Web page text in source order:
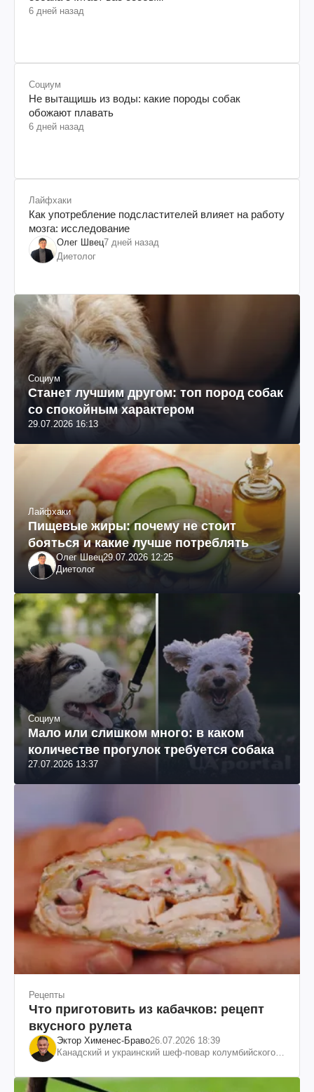
6 дней назад
Социум
Не вытащишь из воды: какие породы собак
обожают плавать
6 дней назад
Лайфхаки
Как употребление подсластителей влияет на работу
мозга: исследование
Олег Швец7 дней назад
Диетолог
Социум
Станет лучшим другом: топ пород собак
со спокойным характером
29.07.2026 16:13
Лайфхаки
Пищевые жиры: почему не стоит
бояться и какие лучше потреблять
Олег Швец29.07.2026 12:25
Диетолог
Социум
Мало или слишком много: в каком
количестве прогулок требуется собака
27.07.2026 13:37
Рецепты
Что приготовить из кабачков: рецепт
вкусного рулета
Эктор Хименес-Браво26.07.2026 18:39
Канадский и украинский шеф-повар колумбийского